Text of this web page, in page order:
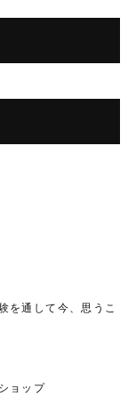
を通して今、思うこ
ョップ